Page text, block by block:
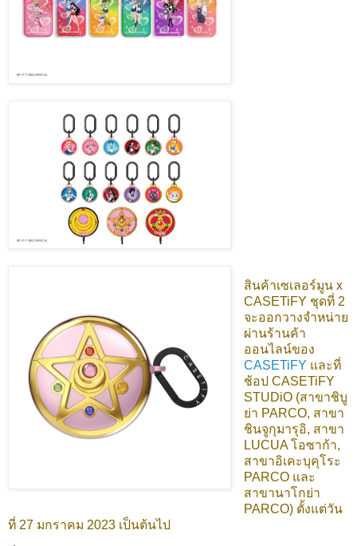
สินค้าเซเลอร์มูน x
CASETiFY ชุดที่ 2
จะออกวางจำหน่าย
ผ่านร้านค้า
ออนไลน์ของ
CASETiFY และที่
ช้อป CASETiFY
STUDiO (สาขาชิบู
ย่า PARCO, สาขา
ชินจูกุมารุอิ, สาขา
LUCUA โอซาก้า,
สาขาอิเคะบุคุโระ
PARCO และ
สาขานาโกย่า
PARCO) ตั้งแต่วัน
ที่ 27 มกราคม 2023 เป็นต้นไป